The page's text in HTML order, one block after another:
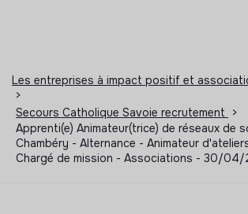
Les entreprises à impact positif et
>
Secours Catholique Savoie recrutement
>
Apprenti(e) Animateur(trice) de réseaux de
Chambéry - Alternance - Animateur
Chargé de mission - Associations - 30/